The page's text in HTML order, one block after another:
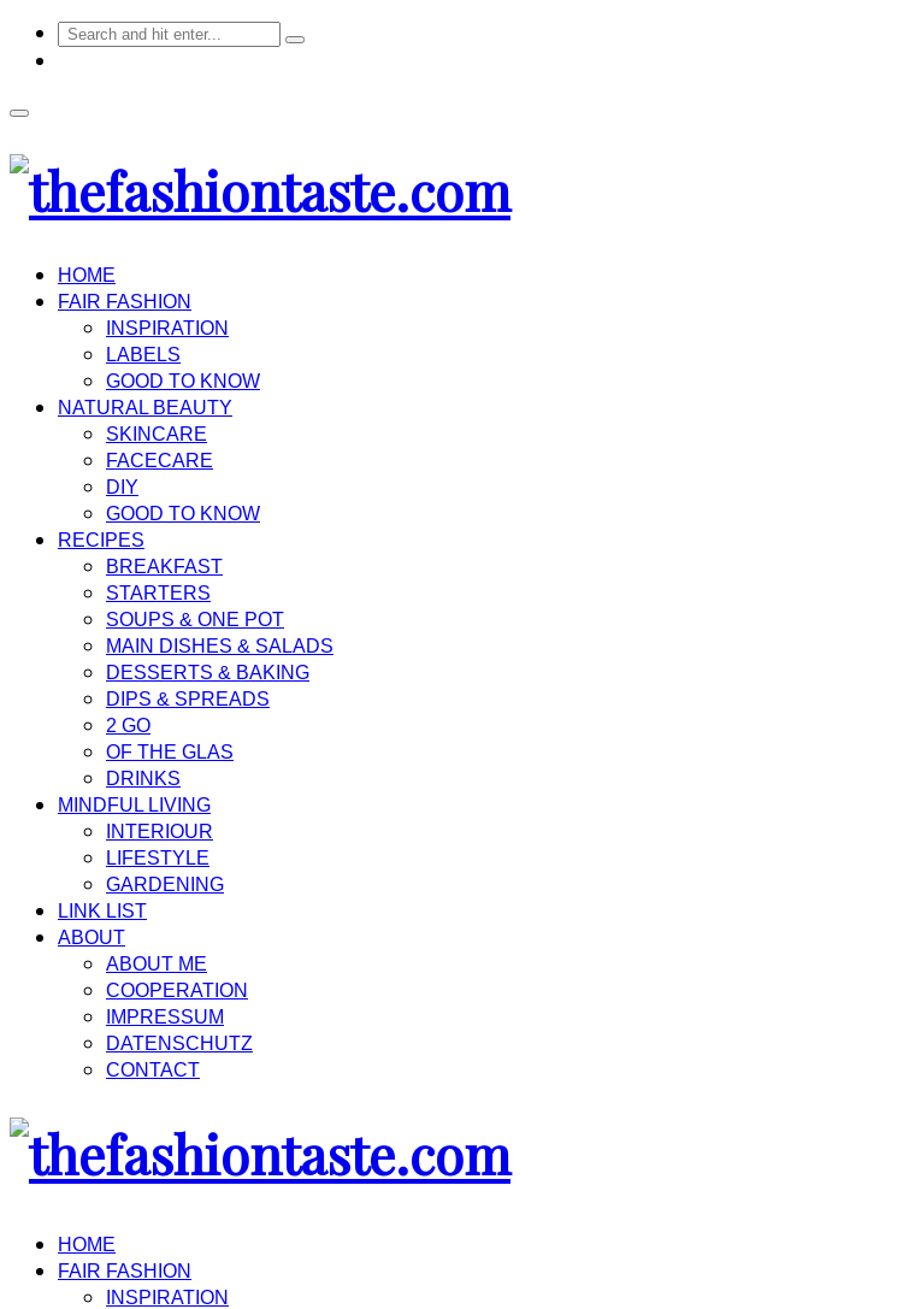
HOME
FAIR FASHION
INSPIRATION
LABELS
GOOD TO KNOW
NATURAL BEAUTY
SKINCARE
FACECARE
DIY
GOOD TO KNOW
RECIPES
BREAKFAST
STARTERS
SOUPS & ONE POT
MAIN DISHES & SALADS
DESSERTS & BAKING
DIPS & SPREADS
2 GO
OF THE GLAS
DRINKS
MINDFUL LIVING
INTERIOUR
LIFESTYLE
GARDENING
LINK LIST
ABOUT
ABOUT ME
COOPERATION
IMPRESSUM
DATENSCHUTZ
CONTACT
HOME
FAIR FASHION
INSPIRATION